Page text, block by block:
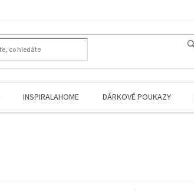
INSPIRALAHOME DÁRKOVÉ POUKAZY